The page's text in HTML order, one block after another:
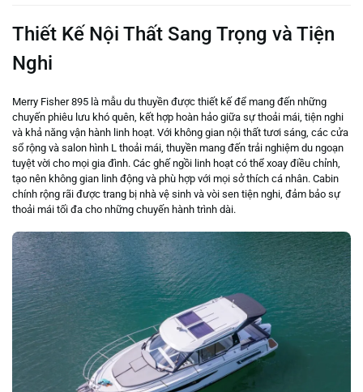
Thiết Kế Nội Thất Sang Trọng và Tiện
Nghi
Merry Fisher 895 là mẫu du thuyền được thiết kế để mang đến những
chuyến phiêu lưu khó quên, kết hợp hoàn hảo giữa sự thoải mái, tiện nghi
và khả năng vận hành linh hoạt. Với không gian nội thất tươi sáng, các cửa
sổ rộng và salon hình L thoải mái, thuyền mang đến trải nghiệm du ngoạn
tuyệt vời cho mọi gia đình. Các ghế ngồi linh hoạt có thể xoay điều chỉnh,
tạo nên không gian linh động và phù hợp với mọi sở thích cá nhân. Cabin
chính rộng rãi được trang bị nhà vệ sinh và vòi sen tiện nghi, đảm bảo sự
thoải mái tối đa cho những chuyến hành trình dài.